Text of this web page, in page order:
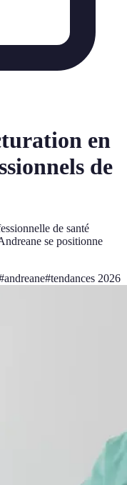
en
de
de santé
se positionne
andreane#tendances 2026